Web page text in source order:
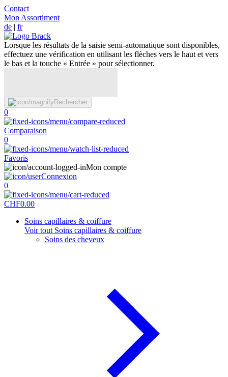
Contact
Mon Assortiment
de | fr
Lorsque les résultats de la saisie semi-automatique sont disponibles,
effectuez une vérification en utilisant les flèches vers le haut et vers
le bas et la touche « Entrée » pour sélectionner.
Rechercher
0
Comparaison
0
Favoris
Mon compte
Connexion
0
CHF0.00
Soins capillaires & coiffure
Voir tout Soins capillaires & coiffure
Soins des cheveux